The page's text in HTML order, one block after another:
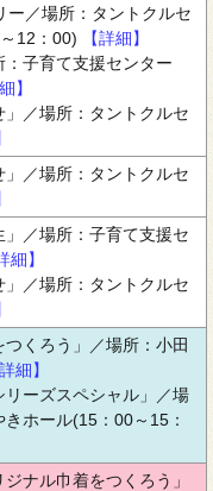
ー／場所：タントクルセ
12：00)
【詳細】
：子育て支援センター
】
」／場所：タントクルセ
」／場所：タントクルセ
」／場所：子育て支援セ
細】
」／場所：タントクルセ
つくろう」／場所：小田
詳細】
リーズスペシャル」／場
ホール(15：00～15：
ナル巾着をつくろう」